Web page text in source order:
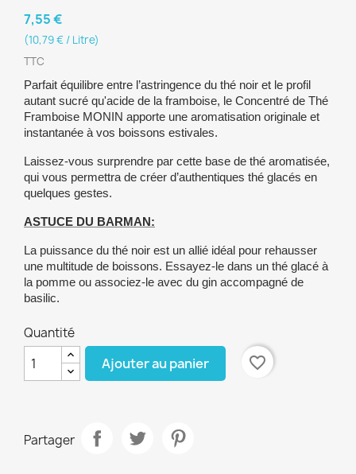
7,55 €
(10,79 € / Litre)
TTC
Parfait équilibre entre l’astringence du thé noir et le profil
autant sucré qu'acide de la framboise, le Concentré de Thé
Framboise MONIN apporte une aromatisation originale et
instantanée à vos boissons estivales.
Laissez-vous surprendre par cette base de thé aromatisée,
qui vous permettra de créer d’authentiques thé glacés en
quelques gestes.
ASTUCE DU BARMAN:
La puissance du thé noir est un allié idéal pour rehausser
une multitude de boissons. Essayez-le dans un thé glacé à
la pomme ou associez-le avec du gin accompagné de
basilic.
Quantité
Ajouter au panier favorite_border
Partager